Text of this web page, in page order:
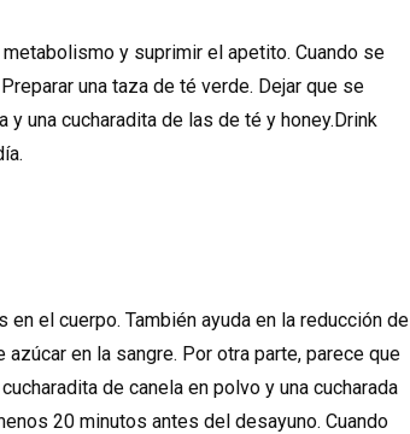
y suprimir el apetito. Cuando se
una taza de té verde. Dejar que se
y una cucharadita de las de té y honey.Drink
el cuerpo. También ayuda en la reducción de
en la sangre. Por otra parte, parece que
de canela en polvo y una cucharada
20 minutos antes del desayuno. Cuando